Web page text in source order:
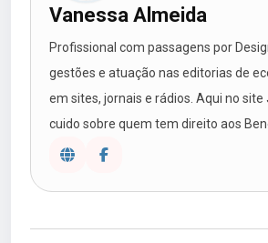
Vanessa Almeida
Profissional com passagens por
gestões e atuação nas editorias de
em sites, jornais e rádios. Aqui no site
cuido sobre quem tem direito aos